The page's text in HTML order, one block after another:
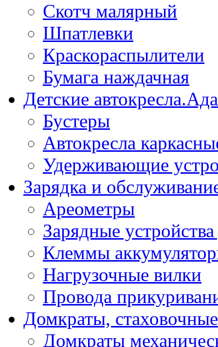
Скотч малярный
Шпатлевки
Краскораспылители
Бумага наждачная
Детские
Бустеры
Автокресла
Удерживающие
Зарядка и
Ареометры
Зарядные
Клеммы
Нагрузочные вилки
Провода
Домкраты,
Домкраты